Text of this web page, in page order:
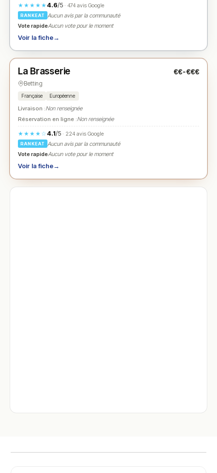
★★★★★4.6/5· 474 avis Google
RANKEAT
Aucun avis par la communauté
Vote rapideAucun vote pour le moment
Voir la fiche→
★ N° 3
La Brasserie €€-€€€
Betting
Française Européenne
Livraison :Non renseignée
Réservation en ligne :Non renseignée
★★★★☆4.1/5· 224 avis Google
RANKEAT
Aucun avis par la communauté
Vote rapideAucun vote pour le moment
Voir la fiche→